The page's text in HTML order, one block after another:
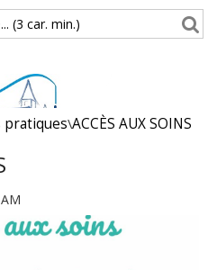
(3 car. min.)
pratiques\ACCÈS AUX SOINS